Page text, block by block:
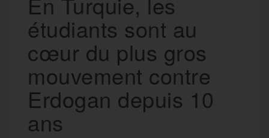
étudiants sont au
cœur du plus gros
mouvement contre
Erdogan depuis 10
ans